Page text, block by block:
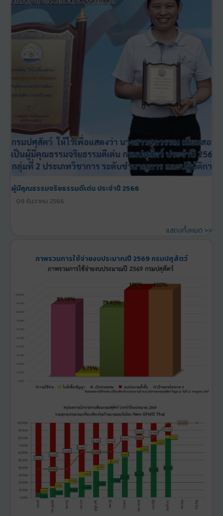
ผู้มีคุณธรรมจริยธรรมดีเด่น ประจำปี 2565
09 ธันวาคม 2565
แสดงทั้งหมด >>
ภาพรวมการใช้จ่ายงบประมาณปี 2569 กรมปศุสัตว์